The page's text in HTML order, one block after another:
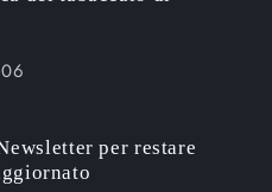
per restare